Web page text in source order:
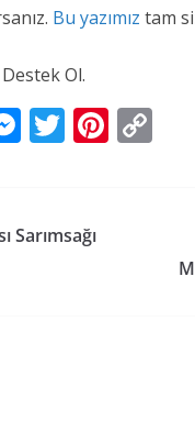
Bu yazımız tam
Ol.
M
e
T
er
Pi C
Sarımsağı